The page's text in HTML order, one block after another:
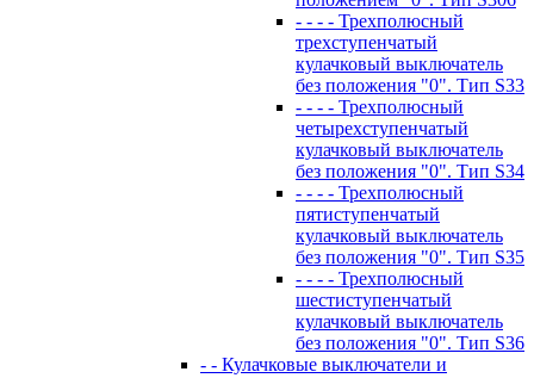
- - - - Трехполюсный
трехступенчатый
кулачковый выключатель
без положения "0". Тип S33
- - - - Трехполюсный
четырехступенчатый
кулачковый выключатель
без положения "0". Тип S34
- - - - Трехполюсный
пятиступенчатый
кулачковый выключатель
без положения "0". Тип S35
- - - - Трехполюсный
шестиступенчатый
кулачковый выключатель
без положения "0". Тип S36
- - Кулачковые выключатели и